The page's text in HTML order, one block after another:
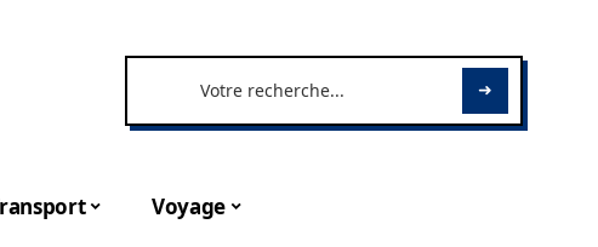
Voyage